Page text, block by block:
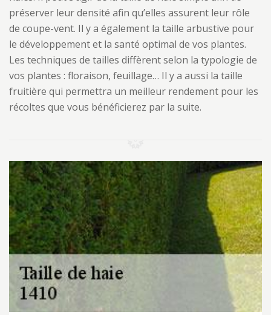
préserver leur densité afin qu’elles assurent leur rôle
de coupe-vent. Il y a également la taille arbustive pour
le développement et la santé optimal de vos plantes.
Les techniques de tailles diffèrent selon la typologie de
vos plantes : floraison, feuillage… Il y a aussi la taille
fruitière qui permettra un meilleur rendement pour les
récoltes que vous bénéficierez par la suite.